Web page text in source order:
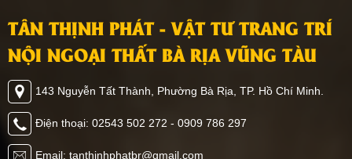
TÂN THỊNH PHÁT - VẬT TƯ TRANG TRÍ
NỘI NGOẠI THẤT BÀ RỊA VŨNG TÀU
143 Nguyễn Tất Thành, Phường Bà Rịa, TP. Hồ Chí Minh.
Điện thoại: 02543 502 272 - 0909 786 297
Email: tanthinhphatbr@gmail.com